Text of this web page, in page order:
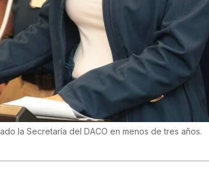
la Secretaría del DACO en menos de tres años.